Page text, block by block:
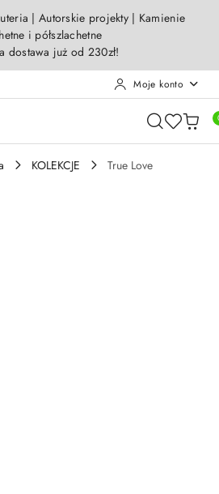
| Autorskie projekty | Kamienie
i półszlachetne
dostawa już od 230zł!
Moje konto
KOLEKCJE True Love